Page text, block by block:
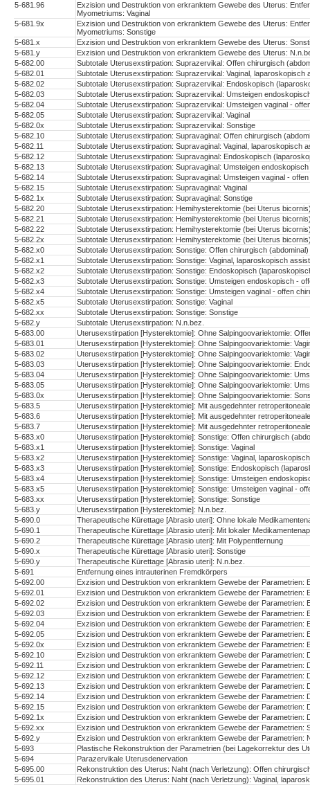
5-681.96
Exzision und Destruktion von erkranktem Gewebe des Uterus:
Myometriums: Vaginal
5-681.9x
Exzision und Destruktion von erkranktem Gewebe des Uterus:
Myometriums: Sonstige
5-681.x
Exzision und Destruktion von erkranktem Gewebe des Uterus:
5-681.y
Exzision und Destruktion von erkranktem Gewebe des Uterus:
5-682.00
Subtotale Uterusexstirpation: Suprazervikal: Offen chirurgisch
5-682.01
Subtotale Uterusexstirpation: Suprazervikal: Vaginal, laparoskopisch
5-682.02
Subtotale Uterusexstirpation: Suprazervikal: Endoskopisch
5-682.03
Subtotale Uterusexstirpation: Suprazervikal: Umsteigen
5-682.04
Subtotale Uterusexstirpation: Suprazervikal: Umsteigen vaginal -
5-682.05
Subtotale Uterusexstirpation: Suprazervikal: Vaginal
5-682.0x
Subtotale Uterusexstirpation: Suprazervikal: Sonstige
5-682.10
Subtotale Uterusexstirpation: Supravaginal: Offen chirurgisch
5-682.11
Subtotale Uterusexstirpation: Supravaginal: Vaginal, laparoskopisch
5-682.12
Subtotale Uterusexstirpation: Supravaginal: Endoskopisch
5-682.13
Subtotale Uterusexstirpation: Supravaginal: Umsteigen
5-682.14
Subtotale Uterusexstirpation: Supravaginal: Umsteigen vaginal -
5-682.15
Subtotale Uterusexstirpation: Supravaginal: Vaginal
5-682.1x
Subtotale Uterusexstirpation: Supravaginal: Sonstige
5-682.20
Subtotale Uterusexstirpation: Hemihysterektomie (bei Uterus
5-682.21
Subtotale Uterusexstirpation: Hemihysterektomie (bei Uterus
5-682.22
Subtotale Uterusexstirpation: Hemihysterektomie (bei Uterus
5-682.2x
Subtotale Uterusexstirpation: Hemihysterektomie (bei Uterus
5-682.x0
Subtotale Uterusexstirpation: Sonstige: Offen chirurgisch (abdominal)
5-682.x1
Subtotale Uterusexstirpation: Sonstige: Vaginal, laparoskopisch
5-682.x2
Subtotale Uterusexstirpation: Sonstige: Endoskopisch
5-682.x3
Subtotale Uterusexstirpation: Sonstige: Umsteigen endoskopisch -
5-682.x4
Subtotale Uterusexstirpation: Sonstige: Umsteigen vaginal - offen
5-682.x5
Subtotale Uterusexstirpation: Sonstige: Vaginal
5-682.xx
Subtotale Uterusexstirpation: Sonstige: Sonstige
5-682.y
Subtotale Uterusexstirpation: N.n.bez.
5-683.00
Uterusexstirpation [Hysterektomie]: Ohne Salpingoovariektomie:
5-683.01
Uterusexstirpation [Hysterektomie]: Ohne Salpingoovariektomie:
5-683.02
Uterusexstirpation [Hysterektomie]: Ohne Salpingoovariektomie:
5-683.03
Uterusexstirpation [Hysterektomie]: Ohne Salpingoovariektomie:
5-683.04
Uterusexstirpation [Hysterektomie]: Ohne Salpingoovariektomie:
5-683.05
Uterusexstirpation [Hysterektomie]: Ohne Salpingoovariektomie:
5-683.0x
Uterusexstirpation [Hysterektomie]: Ohne Salpingoovariektomie:
5-683.5
Uterusexstirpation [Hysterektomie]: Mit ausgedehnter
5-683.6
Uterusexstirpation [Hysterektomie]: Mit ausgedehnter
5-683.7
Uterusexstirpation [Hysterektomie]: Mit ausgedehnter
5-683.x0
Uterusexstirpation [Hysterektomie]: Sonstige: Offen chirurgisch
5-683.x1
Uterusexstirpation [Hysterektomie]: Sonstige: Vaginal
5-683.x2
Uterusexstirpation [Hysterektomie]: Sonstige: Vaginal,
5-683.x3
Uterusexstirpation [Hysterektomie]: Sonstige: Endoskopisch
5-683.x4
Uterusexstirpation [Hysterektomie]: Sonstige: Umsteigen
5-683.x5
Uterusexstirpation [Hysterektomie]: Sonstige: Umsteigen vaginal -
5-683.xx
Uterusexstirpation [Hysterektomie]: Sonstige: Sonstige
5-683.y
Uterusexstirpation [Hysterektomie]: N.n.bez.
5-690.0
Therapeutische Kürettage [Abrasio uteri]: Ohne lokale
5-690.1
Therapeutische Kürettage [Abrasio uteri]: Mit lokaler
5-690.2
Therapeutische Kürettage [Abrasio uteri]: Mit Polypentfernung
5-690.x
Therapeutische Kürettage [Abrasio uteri]: Sonstige
5-690.y
Therapeutische Kürettage [Abrasio uteri]: N.n.bez.
5-691
Entfernung eines intrauterinen Fremdkörpers
5-692.00
Exzision und Destruktion von erkranktem Gewebe der Parametrien:
5-692.01
Exzision und Destruktion von erkranktem Gewebe der Parametrien:
5-692.02
Exzision und Destruktion von erkranktem Gewebe der
5-692.03
Exzision und Destruktion von erkranktem Gewebe der
5-692.04
Exzision und Destruktion von erkranktem Gewebe der Parametrien:
5-692.05
Exzision und Destruktion von erkranktem Gewebe der Parametrien:
5-692.0x
Exzision und Destruktion von erkranktem Gewebe der Parametrien:
5-692.10
Exzision und Destruktion von erkranktem Gewebe der Parametrien:
5-692.11
Exzision und Destruktion von erkranktem Gewebe der Parametrien:
5-692.12
Exzision und Destruktion von erkranktem Gewebe der
5-692.13
Exzision und Destruktion von erkranktem Gewebe der
5-692.14
Exzision und Destruktion von erkranktem Gewebe der Parametrien:
5-692.15
Exzision und Destruktion von erkranktem Gewebe der Parametrien:
5-692.1x
Exzision und Destruktion von erkranktem Gewebe der Parametrien:
5-692.xx
Exzision und Destruktion von erkranktem Gewebe der Parametrien:
5-692.y
Exzision und Destruktion von erkranktem Gewebe der Parametrien:
5-693
Plastische Rekonstruktion der Parametrien (bei Lagekorrektur des
5-694
Parazervikale Uterusdenervation
5-695.00
Rekonstruktion des Uterus: Naht (nach Verletzung): Offen
5-695.01
Rekonstruktion des Uterus: Naht (nach Verletzung): Vaginal,